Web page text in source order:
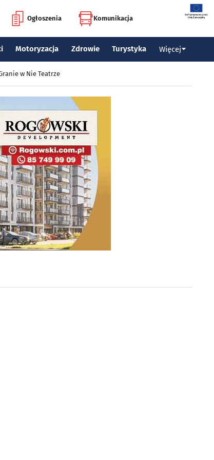
Ogłoszenia Komunikacja
Motoryzacja Zdrowie Turystyka Więcej
w Nie Teatrze